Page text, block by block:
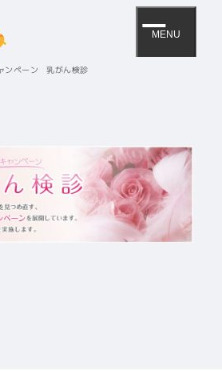
MENU
ンペーン 乳がん検診